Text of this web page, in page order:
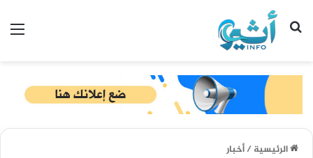
بحث عن
الرئيسية/أخبار